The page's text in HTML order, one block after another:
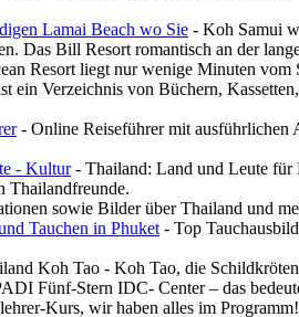
Lamai Beach wo Sie - Koh Samui
Das Bill Resort romantisch an der
Resort liegt nur wenige Minuten vom
ein Verzeichnis von Büchern,
- Online Reiseführer mit ausführlichen
- Kultur- Thailand: Land und Leute für
Thailandfreunde.
sowie Bilder über Thailand und
Tauchen in Phuket - Top
Koh Tao - Koh Tao, die
Fünf-Stern IDC- Center – das
Kurs, wir haben alles im